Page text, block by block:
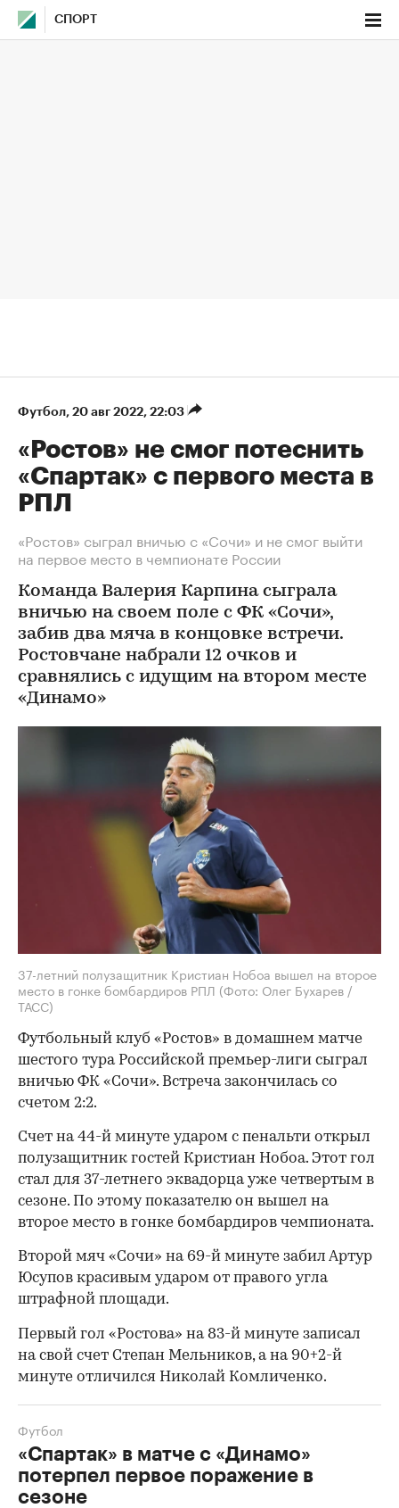
СПОРТ
Футбол⁠, 20 авг 2022, 22:03
«Ростов» не смог потеснить
«Спартак» с первого места в
РПЛ
«Ростов» сыграл вничью с «Сочи» и не смог выйти
на первое место в чемпионате России
Команда Валерия Карпина сыграла
вничью на своем поле с ФК «Сочи»,
забив два мяча в концовке встречи.
Ростовчане набрали 12 очков и
сравнялись с идущим на втором месте
«Динамо»
37-летний полузащитник Кристиан Нобоа вышел на второе
место в гонке бомбардиров РПЛ (Фото: Олег Бухарев /
ТАСС)
Футбольный клуб «Ростов» в домашнем матче
шестого тура Российской премьер-лиги сыграл
вничью ФК «Сочи». Встреча закончилась со
счетом 2:2.
Счет на 44-й минуте ударом с пенальти открыл
полузащитник гостей Кристиан Нобоа. Этот гол
стал для 37-летнего эквадорца уже четвертым в
сезоне. По этому показателю он вышел на
второе место в гонке бомбардиров чемпионата.
Второй мяч «Сочи» на 69-й минуте забил Артур
Юсупов красивым ударом от правого угла
штрафной площади.
Первый гол «Ростова» на 83-й минуте записал
на свой счет Степан Мельников, а на 90+2-й
минуте отличился Николай Комличенко.
«Спартак» в матче с «Динамо»
потерпел первое поражение в
сезоне
Футбол